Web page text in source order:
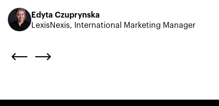
Edyta Czuprynska
LexisNexis, International Marketing Manager